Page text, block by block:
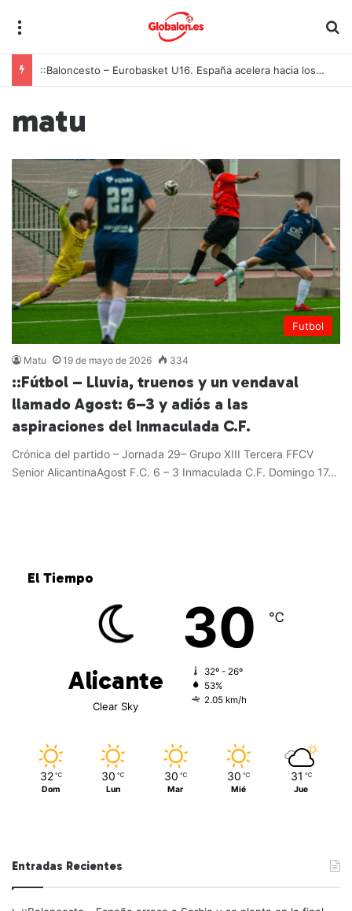
::Baloncesto – Eurobasket U16. España acelera hacia los octavos tras una exhibición colectiva ante Georgia
matu
Futbol
Matu 19 de mayo de 2026 334
::Fútbol – Lluvia, truenos y un vendaval
llamado Agost: 6–3 y adiós a las
aspiraciones del Inmaculada C.F.
Crónica del partido – Jornada 29– Grupo XIII Tercera FFCV
Senior AlicantinaAgost F.C. 6 – 3 Inmaculada C.F. Domingo 17…
El Tiempo
Alicante
Clear Sky
30 ℃
32º - 26º
53%
2.05 km/h
32 ℃
Dom
30 ℃
Lun
30 ℃
Mar
30 ℃
Mié
31 ℃
Jue
Entradas Recientes